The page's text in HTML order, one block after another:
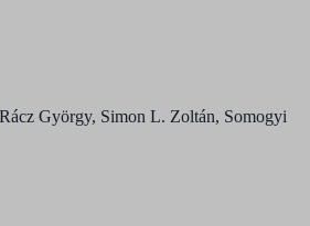
György, Simon L. Zoltán, Somogyi